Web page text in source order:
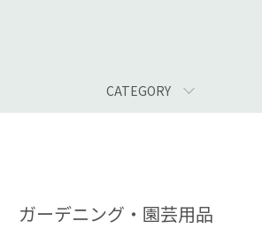
CATEGORY
ガーデニング・園芸用品